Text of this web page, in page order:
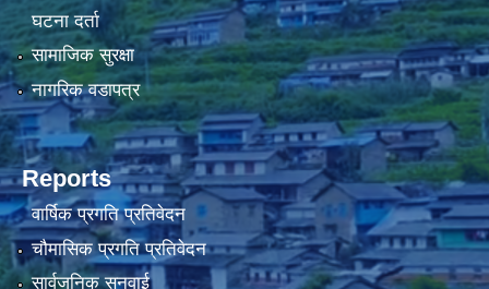
घटना दर्ता
सामाजिक सुरक्षा
नागरिक वडापत्र
Reports
वार्षिक प्रगति प्रतिवेदन
चौमासिक प्रगति प्रतिवेदन
सार्वजनिक सुनुवाई